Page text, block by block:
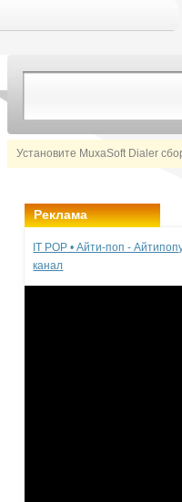
Установите MuxaSoft Dialer
Реклама
IT POP • Айти-поп -
канал